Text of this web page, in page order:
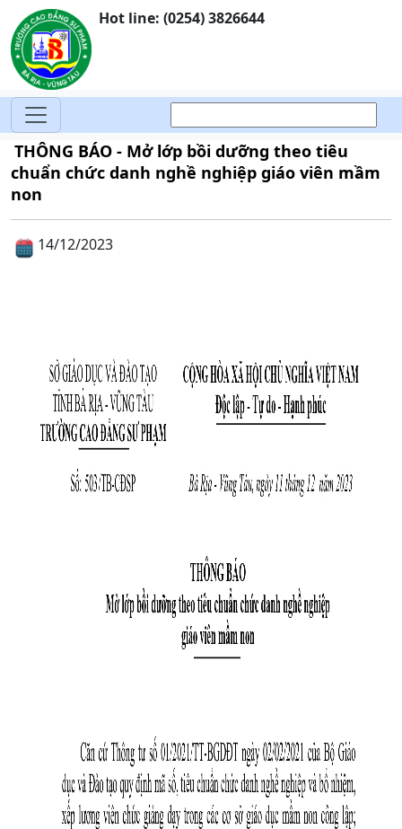
Hot line: (0254) 3826644
THÔNG BÁO - Mở lớp bồi dưỡng theo tiêu
chuẩn chức danh nghề nghiệp giáo viên mầm
non
14/12/2023